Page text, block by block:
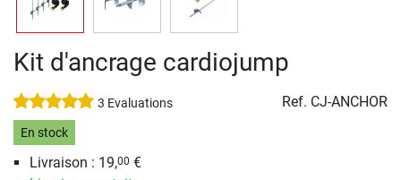
Kit d'ancrage cardiojump
3 Evaluations Ref. CJ-ANCHOR
En stock
Livraison : 19,00 €